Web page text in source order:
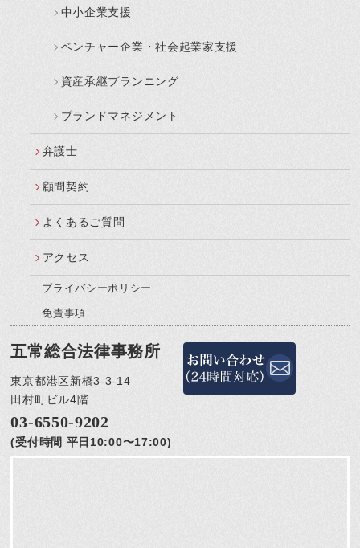
中小企業支援
ベンチャー企業・社会起業家支援
資産承継プランニング
ブランドマネジメント
弁護士
顧問契約
よくあるご質問
アクセス
プライバシーポリシー
免責事項
五常総合法律事務所
東京都港区新橋3-3-14
田村町ビル4階
03-6550-9202
(受付時間 平日10:00〜17:00)